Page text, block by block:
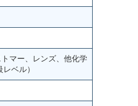
マー、レンズ、他化学
ベル）